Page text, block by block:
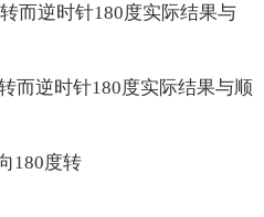
而逆时针180度实际结果与
而逆时针180度实际结果与顺
180度转